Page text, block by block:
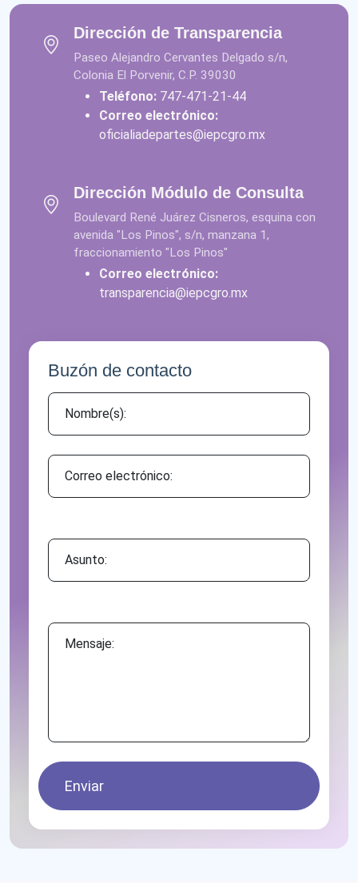
Dirección de Transparencia
Paseo Alejandro Cervantes Delgado s/n,
Colonia El Porvenir, C.P. 39030
Teléfono: 747-471-21-44
Correo electrónico:
oficialiadepartes@iepcgro.mx
Dirección Módulo de Consulta
Boulevard René Juárez Cisneros, esquina con
avenida "Los Pinos", s/n, manzana 1,
fraccionamiento "Los Pinos"
Correo electrónico:
transparencia@iepcgro.mx
Buzón de contacto
Enviar